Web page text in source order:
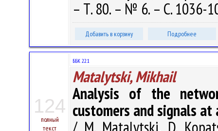
– Т. 80. – № 6. – С. 1036-
Добавить в корзину Подробнее
124
полный
текст
ББК 22.1
Matalytski, Mikhail
Analysis of the
customers and signals